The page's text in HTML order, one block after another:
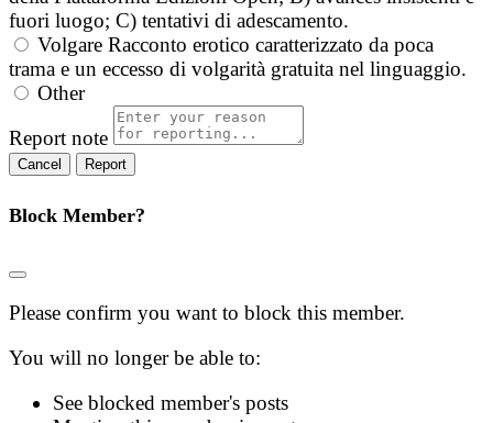
fuori luogo; C) tentativi di adescamento.
Volgare Racconto erotico caratterizzato da poca
trama e un eccesso di volgarità gratuita nel linguaggio.
Other
Report note
Report
Block Member?
Please confirm you want to block this member.
You will no longer be able to:
See blocked member's posts